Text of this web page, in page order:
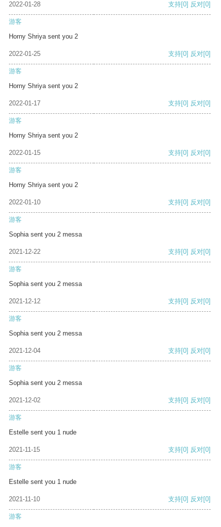
2022-01-28 支持[0] 反对[0]
游客
Horny Shriya sent you 2
2022-01-25 支持[0] 反对[0]
游客
Horny Shriya sent you 2
2022-01-17 支持[0] 反对[0]
游客
Horny Shriya sent you 2
2022-01-15 支持[0] 反对[0]
游客
Horny Shriya sent you 2
2022-01-10 支持[0] 反对[0]
游客
Sophia sent you 2 messa
2021-12-22 支持[0] 反对[0]
游客
Sophia sent you 2 messa
2021-12-12 支持[0] 反对[0]
游客
Sophia sent you 2 messa
2021-12-04 支持[0] 反对[0]
游客
Sophia sent you 2 messa
2021-12-02 支持[0] 反对[0]
游客
Estelle sent you 1 nude
2021-11-15 支持[0] 反对[0]
游客
Estelle sent you 1 nude
2021-11-10 支持[0] 反对[0]
游客